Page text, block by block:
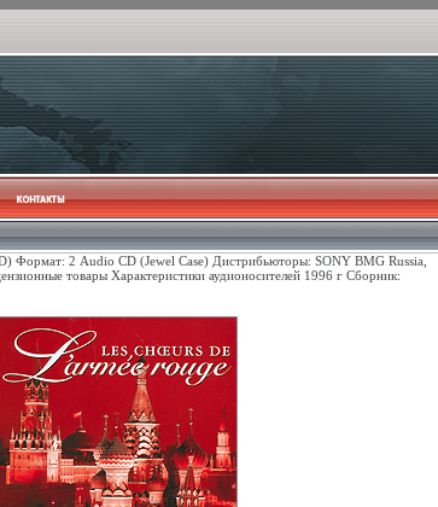
Формат: 2 Audio CD (Jewel Case) Дистрибьюторы: SONY BMG Russia,
товары Характеристики аудионосителей 1996 г Сборник: